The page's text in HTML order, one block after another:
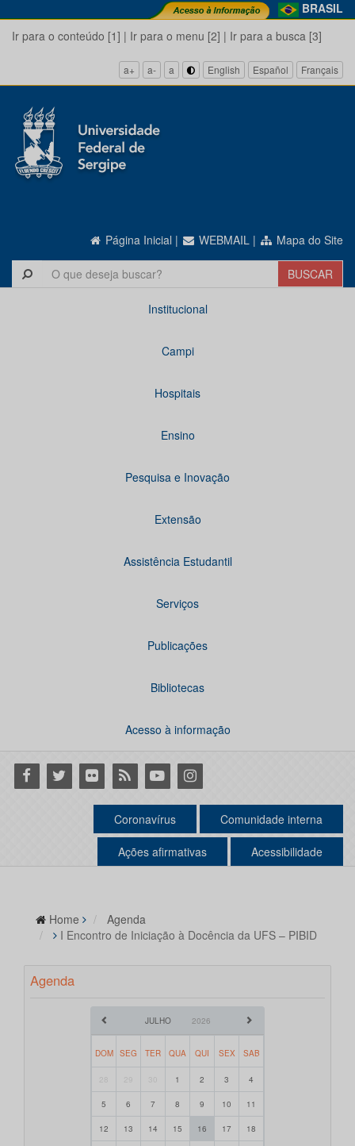
BRASIL
Ir para o conteúdo [1] | Ir para o menu [2] | Ir para a busca [3]
a+ a- a English Español Français
Página Inicial | WEBMAIL | Mapa do Site
Institucional
Campi
Hospitais
Ensino
Pesquisa e Inovação
Extensão
Assistência Estudantil
Serviços
Publicações
Bibliotecas
Acesso à informação
Facebook
Twitter Flickr RSS YoutubeInstagram
Coronavírus Comunidade interna
Ações afirmativas Acessibilidade
Home
Agenda
I Encontro de Iniciação à Docência da UFS – PIBID
Agenda
JULHO 2026
DOM SEG TER QUA QUI SEX SAB
1 2 3 4
5 6 7 8 9 10 11
12 13 14 15 16 17 18